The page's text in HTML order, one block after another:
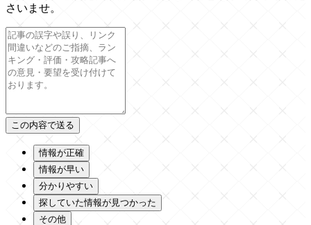
さいませ。
情報が正確
情報が早い
分かりやすい
探していた情報が見つかった
その他